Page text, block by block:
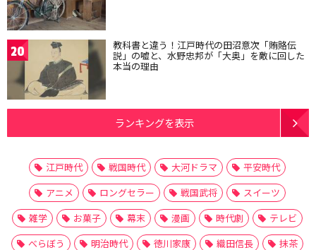
20 教科書と違う！江戸時代の田沼意次「賄賂伝
説」の嘘と、水野忠邦が「大奥」を敵に回した
本当の理由
ランキングを表示
江戸時代 戦国時代 大河ドラマ
平安時代
アニメ
ロングセラー 戦国武将
スイーツ
雑学
お菓子 幕末 漫画 時代劇
テレビ
べらぼう
明治時代 徳川家康 織田信長
抹茶